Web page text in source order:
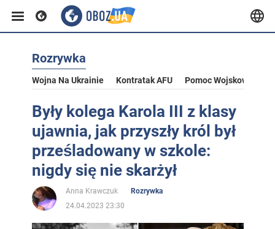
Rozrywka
Wojna Na Ukrainie Kontratak AFU Pomoc Wojskowa Dla
Były kolega Karola III z klasy
ujawnia, jak przyszły król był
prześladowany w szkole:
nigdy się nie skarżył
Anna Krawczuk
Rozrywka
24.04.2023 23:30